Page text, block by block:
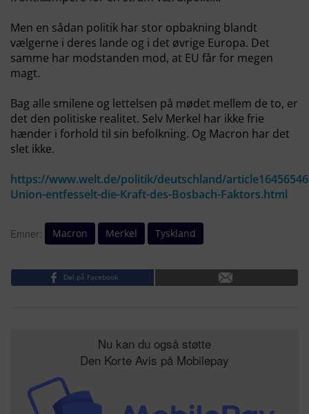
Men en sådan politik har stor opbakning blandt
vælgerne i deres lande og i det øvrige Europa. Det
samme har modstanden mod, at EU får for megen
magt.
Bag alle smilene og lettelsen på mødet mellem de to, er
det den politiske realitet. Selv Merkel har ikke frie
hænder i forhold til sin befolkning. Og Macron har det
slet ikke.
https://www.welt.de/politik/deutschland/
Union-entfesselt-die-Kraft-des-Bosbach-Faktors.html
Emner: Macron Merkel Tyskland
Del på Facebook
Nu kan du også støtte
Den Korte Avis på Mobilepay